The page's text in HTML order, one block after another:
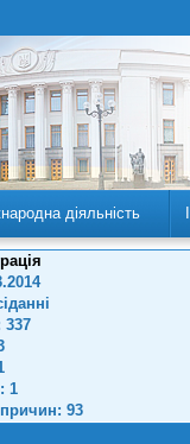
діяльність
337
1
причин: 93